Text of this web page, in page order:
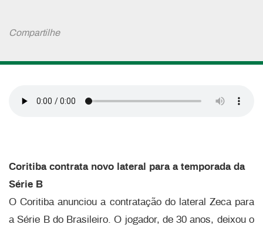
Compartilhe
Coritiba contrata novo lateral para a temporada da
Série B
O Coritiba anunciou a contratação do lateral Zeca para
a Série B do Brasileiro. O jogador, de 30 anos, deixou o